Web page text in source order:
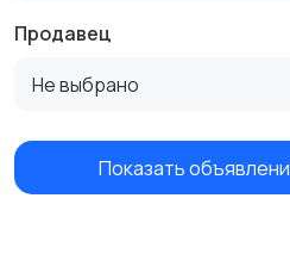
Продавец
Не выбрано
Показать